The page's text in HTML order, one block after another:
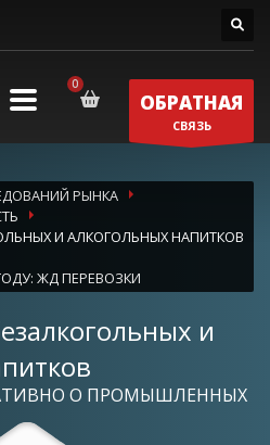
ОБРАТНАЯ
СВЯЗЬ
РЫНКА
И АЛКОГОЛЬНЫХ НАПИТКОВ
ЖД ПЕРЕВОЗКИ
и
О ПРОМЫШЛЕННЫХ